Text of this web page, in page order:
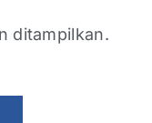
ditampilkan.